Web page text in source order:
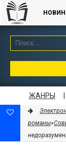
ЖАНРЫ
романы»